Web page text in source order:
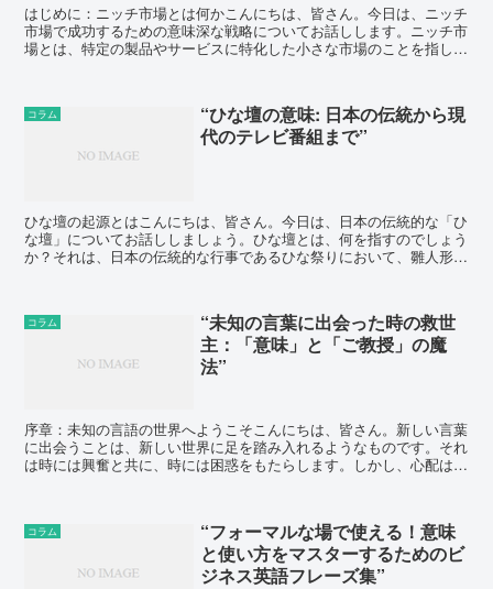
はじめに：ニッチ市場とは何かこんにちは、皆さん。今日は、ニッチ
市場で成功するための意味深な戦略についてお話しします。ニッチ市
場とは、特定の製品やサービスに特化した小さな市場のことを指しま
コラム
“ひな壇の意味: 日本の伝統から現
代のテレビ番組まで”
ひな壇の起源とはこんにちは、皆さん。今日は、日本の伝統的な「ひ
な壇」についてお話ししましょう。ひな壇とは、何を指すのでしょう
か？それは、日本の伝統的な行事であるひな祭りにおいて、雛人形を
コラム
“未知の言葉に出会った時の救世
主：「意味」と「ご教授」の魔
法”
序章：未知の言語の世界へようこそこんにちは、皆さん。新しい言葉
に出会うことは、新しい世界に足を踏み入れるようなものです。それ
は時には興奮と共に、時には困惑をもたらします。しかし、心配はい
コラム
“フォーマルな場で使える！意味
と使い方をマスターするためのビ
ジネス英語フレーズ集”